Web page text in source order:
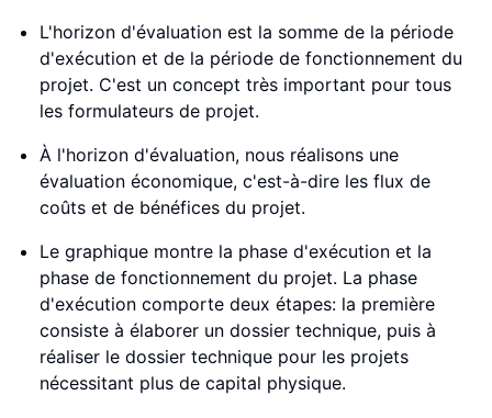
L'horizon d'évaluation est la somme de la période
d'exécution et de la période de fonctionnement du
projet. C'est un concept très important pour tous
les formulateurs de projet.
À l'horizon d'évaluation, nous réalisons une
évaluation économique, c'est-à-dire les flux de
coûts et de bénéfices du projet.
Le graphique montre la phase d'exécution et la
phase de fonctionnement du projet. La phase
d'exécution comporte deux étapes: la première
consiste à élaborer un dossier technique, puis à
réaliser le dossier technique pour les projets
nécessitant plus de capital physique.